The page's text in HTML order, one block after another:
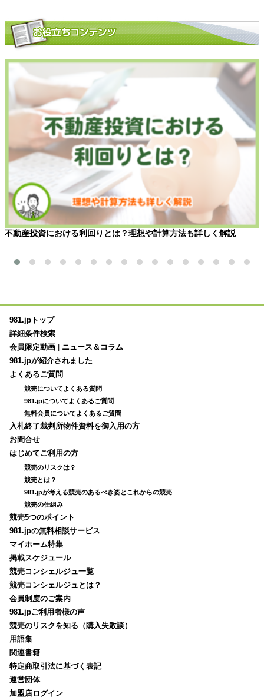
不動産投資における利回りとは？理想や計算方法も詳しく解説
981.jpトップ
詳細条件検索
会員限定動画
ニュース＆コラム
981.jpが紹介されました
よくあるご質問
競売についてよくある質問
981.jpについてよくあるご質問
無料会員についてよくあるご質問
入札終了裁判所物件資料を御入用の方
お問合せ
はじめてご利用の方
競売のリスクは？
競売とは？
981.jpが考える競売のあるべき姿とこれからの競売
競売の仕組み
競売5つのポイント
981.jpの無料相談サービス
マイホーム特集
掲載スケジュール
競売コンシェルジュ一覧
競売コンシェルジュとは？
会員制度のご案内
981.jpご利用者様の声
競売のリスクを知る（購入失敗談）
用語集
関連書籍
特定商取引法に基づく表記
運営団体
加盟店ログイン